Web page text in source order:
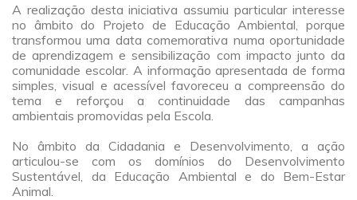
A realização desta iniciativa assumiu particular interesse
no âmbito do Projeto de Educação Ambiental, porque
transformou uma data comemorativa numa oportunidade
de aprendizagem e sensibilização com impacto junto da
comunidade escolar. A informação apresentada de forma
simples, visual e acessível favoreceu a compreensão do
tema e reforçou a continuidade das campanhas
ambientais promovidas pela Escola.
No âmbito da Cidadania e Desenvolvimento, a ação
articulou-se com os domínios do Desenvolvimento
Sustentável, da Educação Ambiental e do Bem-Estar
Animal.